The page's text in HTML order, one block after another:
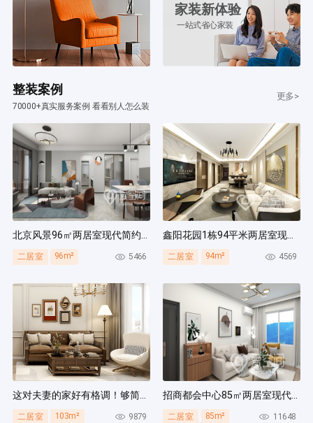
家装新体验
一站式省心家装
整装案例
70000+真实服务案例 看看别人怎么装
更多>
北京风景96㎡两居室现代简约风装修案例
二居室 96m² 5466
鑫阳花园1栋94平米两居室现代简约风装修案例
二居室 94m² 4569
这对夫妻的家好有格调！够简洁还复古，好打扫卫生太贴心~
二居室 103m² 9879
招商都会中心85㎡两居室现代简约风装修案例
二居室 85m² 11648